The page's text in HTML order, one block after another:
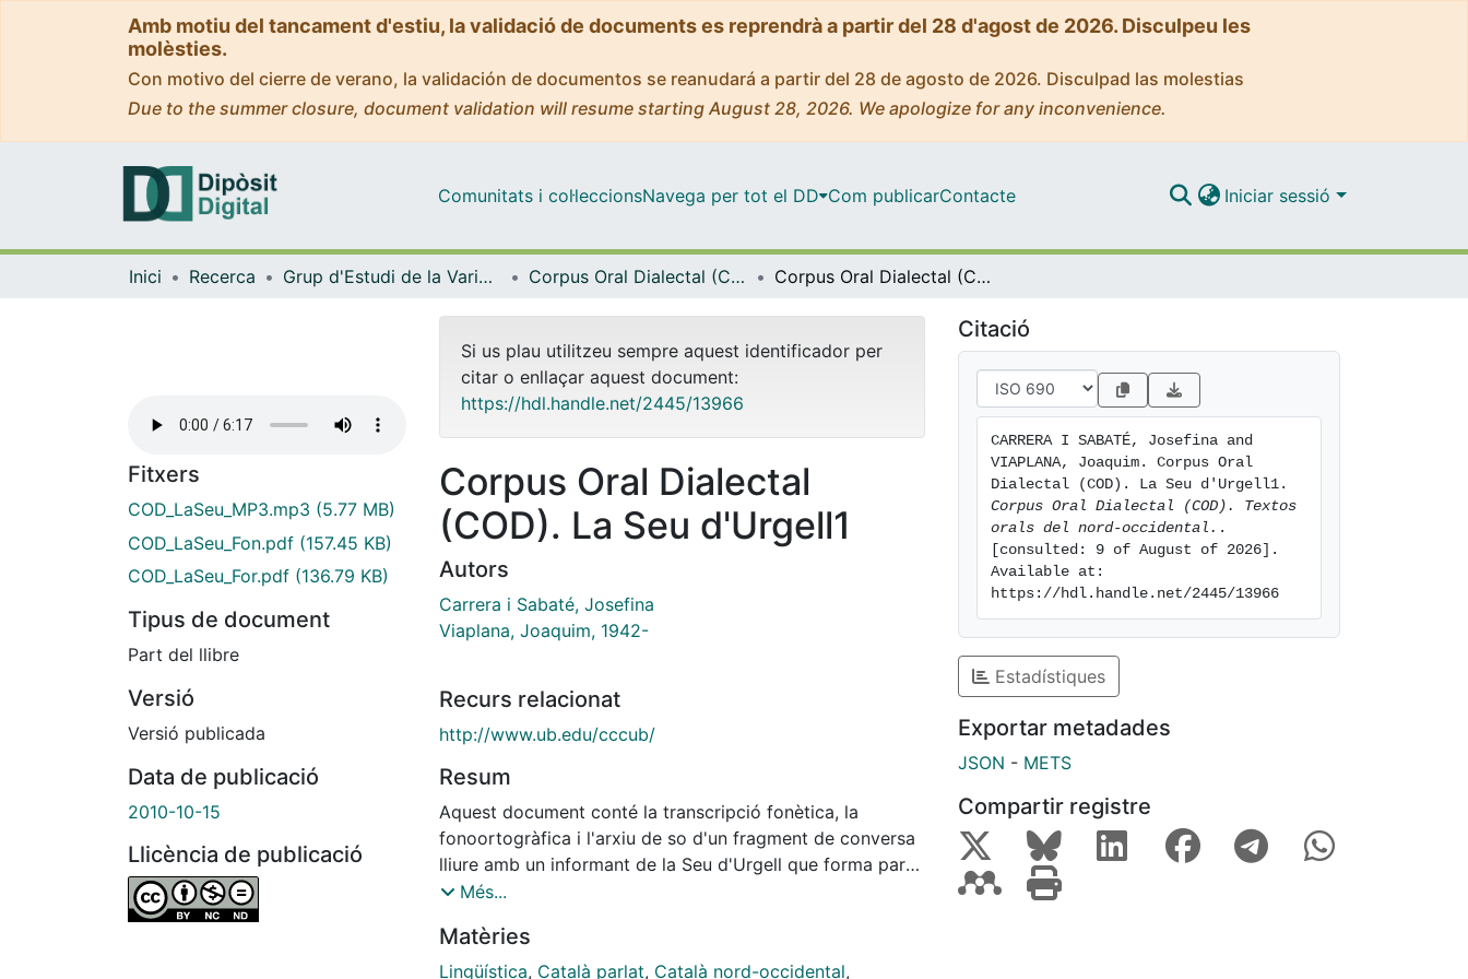
Amb motiu del tancament d'estiu, la validació de documents es reprendrà a partir del 28 d'agost de 2026. Disculpeu les
molèsties.
Con motivo del cierre de verano, la validación de documentos se reanudará a partir del 28 de agosto de 2026. Disculpad las molestias
Due to the summer closure, document validation will resume starting August 28, 2026. We apologize for any inconvenience.
Comunitats i col·leccionsNavega per tot el DD Com publicarContacte Iniciar sessió
Inici Recerca Grup d'Estudi de la Variació (GEV) - Corpus de Català Contemporani de la Universitat de Barcelona (CCCUB) Corpus Oral Dialectal (COD) Corpus Oral Dialectal (COD). La Seu d'Urgell1
Fitxers
COD_LaSeu_MP3.mp3 (5.77 MB)
COD_LaSeu_Fon.pdf (157.45 KB)
COD_LaSeu_For.pdf (136.79 KB)
Tipus de document
Part del llibre
Versió
Versió publicada
Data de publicació
2010-10-15
Llicència de publicació
Si us plau utilitzeu sempre aquest identificador per
citar o enllaçar aquest document:
https://hdl.handle.net/2445/13966
Corpus Oral Dialectal
(COD). La Seu d'Urgell1
Autors
Carrera i Sabaté, Josefina
Viaplana, Joaquim, 1942-
Recurs relacionat
http://www.ub.edu/cccub/
Resum
Aquest document conté la transcripció fonètica, la
fonoortogràfica i l'arxiu de so d'un fragment de conversa
lliure amb un informant de la Seu d'Urgell que forma part
del Corpus Oral Dialectal (COD). El COD és un component
Barcelona (CCCUB), un arxiu de corpus de llengua
catalana oral contemporània que ha estat confegit pel
Més...
Matèries
Lingüística, Català parlat, Català nord-occidental,
Citació
CARRERA I SABATÉ, Josefina and
VIAPLANA, Joaquim. Corpus Oral
Corpus Oral Dialectal (COD). Textos
orals del nord-occidental. .
[consulted: 9 of August of 2026].
Available at:
https://hdl.handle.net/2445/13966
Estadístiques
Exportar metadades
JSON - METS
Compartir registre